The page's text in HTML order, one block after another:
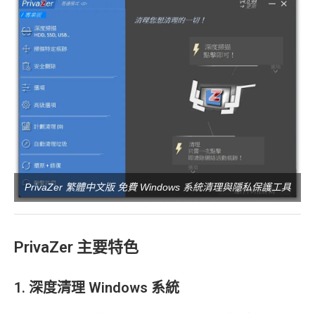
PrivaZer 繁體中文版 免費 Windows 系統清理與隱私保護工具
PrivaZer 主要特色
1. 深度清理 Windows 系統